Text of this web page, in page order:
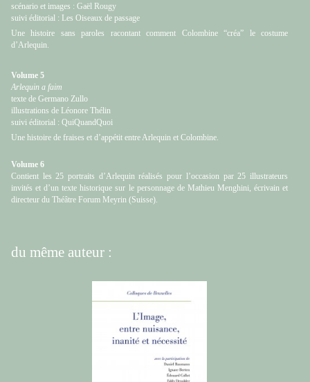
scénario et images : Gaël Rougy
suivi éditorial : Les Oiseaux de passage
Une histoire sans paroles racontant comment Colombine “créa” le costume
d’Arlequin.
Volume 5
Arlequin a faim
texte de Germano Zullo
illustrations de Léonore Thélin
suivi éditorial : QuiQuandQuoi
Une histoire de fraises et d’appétit entre Arlequin et Colombine.
Volume 6
Contient les 25 portraits d’Arlequin réalisés pour l’occasion par 25 illustrateurs
invités et d’un texte historique sur le personnage de Mathieu Menghini, écrivain et
directeur du Théâtre Forum Meyrin (Suisse).
du même auteur :